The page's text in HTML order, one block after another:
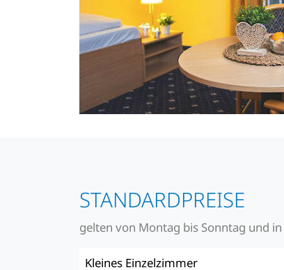
STANDARDPREISE
gelten von Montag bis Sonntag und
Kleines Einzelzimmer